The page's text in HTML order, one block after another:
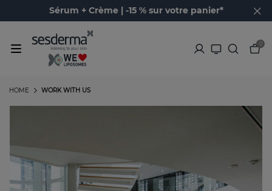
Sérum + Crème | -15 % sur votre panier*
0
WORK WITH US
HOME